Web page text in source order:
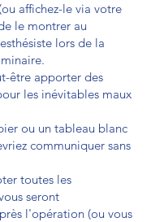
affichez-le via votre
le montrer au
lors de la
être apporter des
les inévitables maux
ou un tableau blanc
communiquer sans
toutes les
seront
l'opération (ou vous